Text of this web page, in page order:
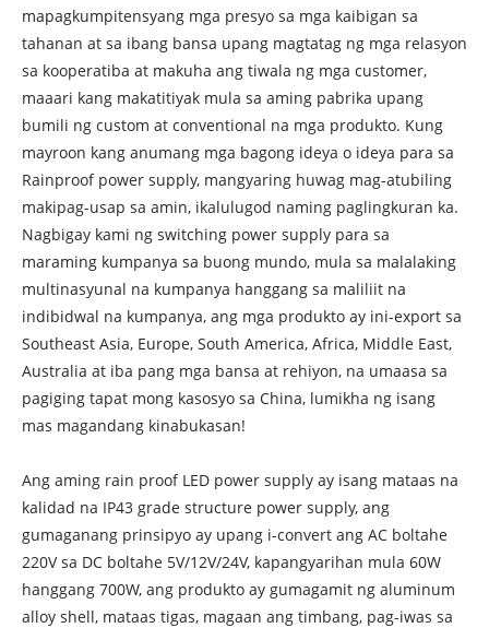
mapagkumpitensyang mga presyo sa mga kaibigan sa
tahanan at sa ibang bansa upang magtatag ng mga relasyon
sa kooperatiba at makuha ang tiwala ng mga customer,
maaari kang makatitiyak mula sa aming pabrika upang
bumili ng custom at conventional na mga produkto. Kung
mayroon kang anumang mga bagong ideya o ideya para sa
Rainproof power supply, mangyaring huwag mag-atubiling
makipag-usap sa amin, ikalulugod naming paglingkuran ka.
Nagbigay kami ng switching power supply para sa
maraming kumpanya sa buong mundo, mula sa malalaking
multinasyunal na kumpanya hanggang sa maliliit na
indibidwal na kumpanya, ang mga produkto ay ini-export sa
Southeast Asia, Europe, South America, Africa, Middle East,
Australia at iba pang mga bansa at rehiyon, na umaasa sa
pagiging tapat mong kasosyo sa China, lumikha ng isang
mas magandang kinabukasan!
Ang aming rain proof LED power supply ay isang mataas na
kalidad na IP43 grade structure power supply, ang
gumaganang prinsipyo ay upang i-convert ang AC boltahe
220V sa DC boltahe 5V/12V/24V, kapangyarihan mula 60W
hanggang 700W, ang produkto ay gumagamit ng aluminum
alloy shell, mataas tigas, magaan ang timbang, pag-iwas sa